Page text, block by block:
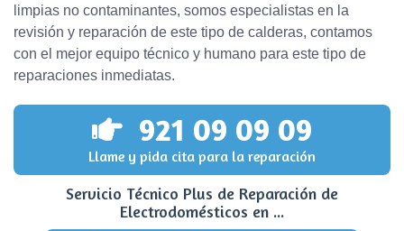
limpias no contaminantes, somos especialistas en la
revisión y reparación de este tipo de calderas, contamos
con el mejor equipo técnico y humano para este tipo de
reparaciones inmediatas.
921 09 09 09
Llame y pida cita para la reparación
Servicio Técnico Plus de Reparación de
Electrodomésticos en ...